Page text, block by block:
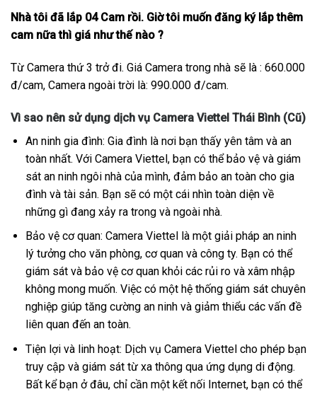
Nhà tôi đã lắp 04 Cam rồi. Giờ tôi muốn đăng ký lắp thêm
cam nữa thì giá như thế nào ?
Từ Camera thứ 3 trở đi. Giá Camera trong nhà sẽ là : 660.000
đ/cam, Camera ngoài trời là: 990.000 đ/cam.
Vì sao nên sử dụng dịch vụ Camera Viettel Thái Bình (Cũ)
An ninh gia đình: Gia đình là nơi bạn thấy yên tâm và an
toàn nhất. Với Camera Viettel, bạn có thể bảo vệ và giám
sát an ninh ngôi nhà của mình, đảm bảo an toàn cho gia
đình và tài sản. Bạn sẽ có một cái nhìn toàn diện về
những gì đang xảy ra trong và ngoài nhà.
Bảo vệ cơ quan: Camera Viettel là một giải pháp an ninh
lý tưởng cho văn phòng, cơ quan và công ty. Bạn có thể
giám sát và bảo vệ cơ quan khỏi các rủi ro và xâm nhập
không mong muốn. Việc có một hệ thống giám sát chuyên
nghiệp giúp tăng cường an ninh và giảm thiểu các vấn đề
liên quan đến an toàn.
Tiện lợi và linh hoạt: Dịch vụ Camera Viettel cho phép bạn
truy cập và giám sát từ xa thông qua ứng dụng di động.
Bất kể bạn ở đâu, chỉ cần một kết nối Internet, bạn có thể